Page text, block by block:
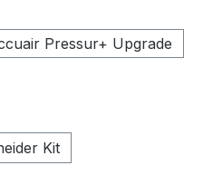
Pressur+ Upgrade
Kit